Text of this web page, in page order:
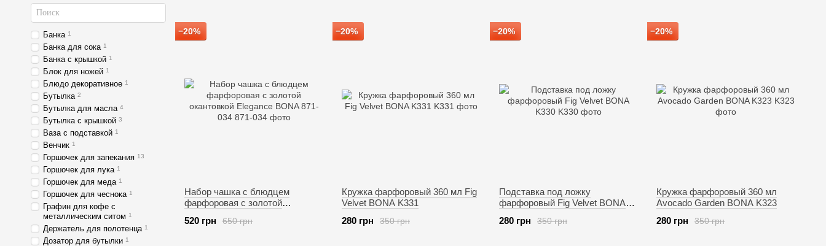
−20%
Набор чашка с блюдцем
фарфоровая с золотой
034
650 грн
520 грн
−20%
Кружка фарфоровый 360 мл Fig
Velvet BONA K331
350 грн
280 грн
−20%
Подставка под ложку
фарфоровый Fig Velvet BONA
350 грн
280 грн
−20%
Кружка фарфоровый 360 мл
Avocado Garden BONA K323
350 грн
280 грн
Банка 1
Банка для сока 1
Банка с крышкой 1
Блок для ножей 1
Блюдо декоративное 1
Бутылка 2
Бутылка для масла 4
Бутылка с крышкой 3
Ваза с подставкой 1
Венчик 1
Горшочек для запекания 13
Горшочек для лука 1
Горшочек для меда 1
Горшочек для чеснока 1
Графин для кофе с
металлическим ситом 1
Держатель для полотенца 1
Дозатор для бутылки 1